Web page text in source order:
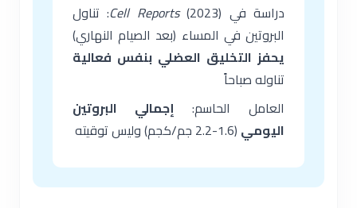
دراسة في
Cell Reports(2023): تناول
البروتين في المساء (بعد الصيام النهاري)
يحفز التخليق العضلي بنفس فعالية
تناوله صباحاً
العامل الحاسم: إجمالي البروتين
اليومي (1.6-2.2 جم/كجم) وليس توقيته